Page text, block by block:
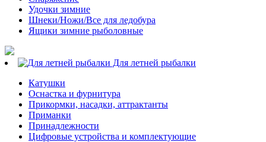
Удочки зимние
Шнеки/Ножи/Все для ледобура
Ящики зимние рыболовные
Для летней рыбалки
Катушки
Оснастка и фурнитура
Прикормки, насадки, аттрактанты
Приманки
Принадлежности
Цифровые устройства и комплектующие